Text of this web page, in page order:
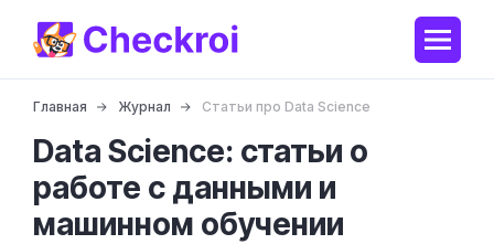
Главная Журнал Статьи про Data Science
Data Science: статьи о
работе с данными и
машинном обучении